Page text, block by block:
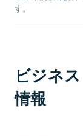
す。
ビジネ
情報